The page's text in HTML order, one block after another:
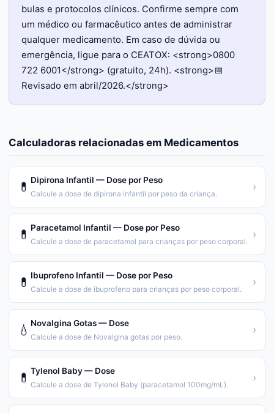
bulas e protocolos clínicos. Confirme sempre com
um médico ou farmacêutico antes de administrar
qualquer medicamento. Em caso de dúvida ou
emergência, ligue para o CEATOX: <strong>0800
722 6001</strong> (gratuito, 24h). <strong>📅
Revisado em abril/2026.</strong>
Calculadoras relacionadas em Medicamentos
💊 Dipirona Infantil — Dose por Peso
Calcule a dose de dipirona infantil por peso da criança.
›
💊 Paracetamol Infantil — Dose por Peso
Calcule a dose de paracetamol para crianças por peso corporal.
›
💊 Ibuprofeno Infantil — Dose por Peso
Calcule a dose de ibuprofeno para crianças por peso corporal.
›
💧 Novalgina Gotas — Dose
Calcule a dose de Novalgina gotas por peso.
›
💊 Tylenol Baby — Dose
Calcule a dose de Tylenol Baby (paracetamol 100mg/mL).
›